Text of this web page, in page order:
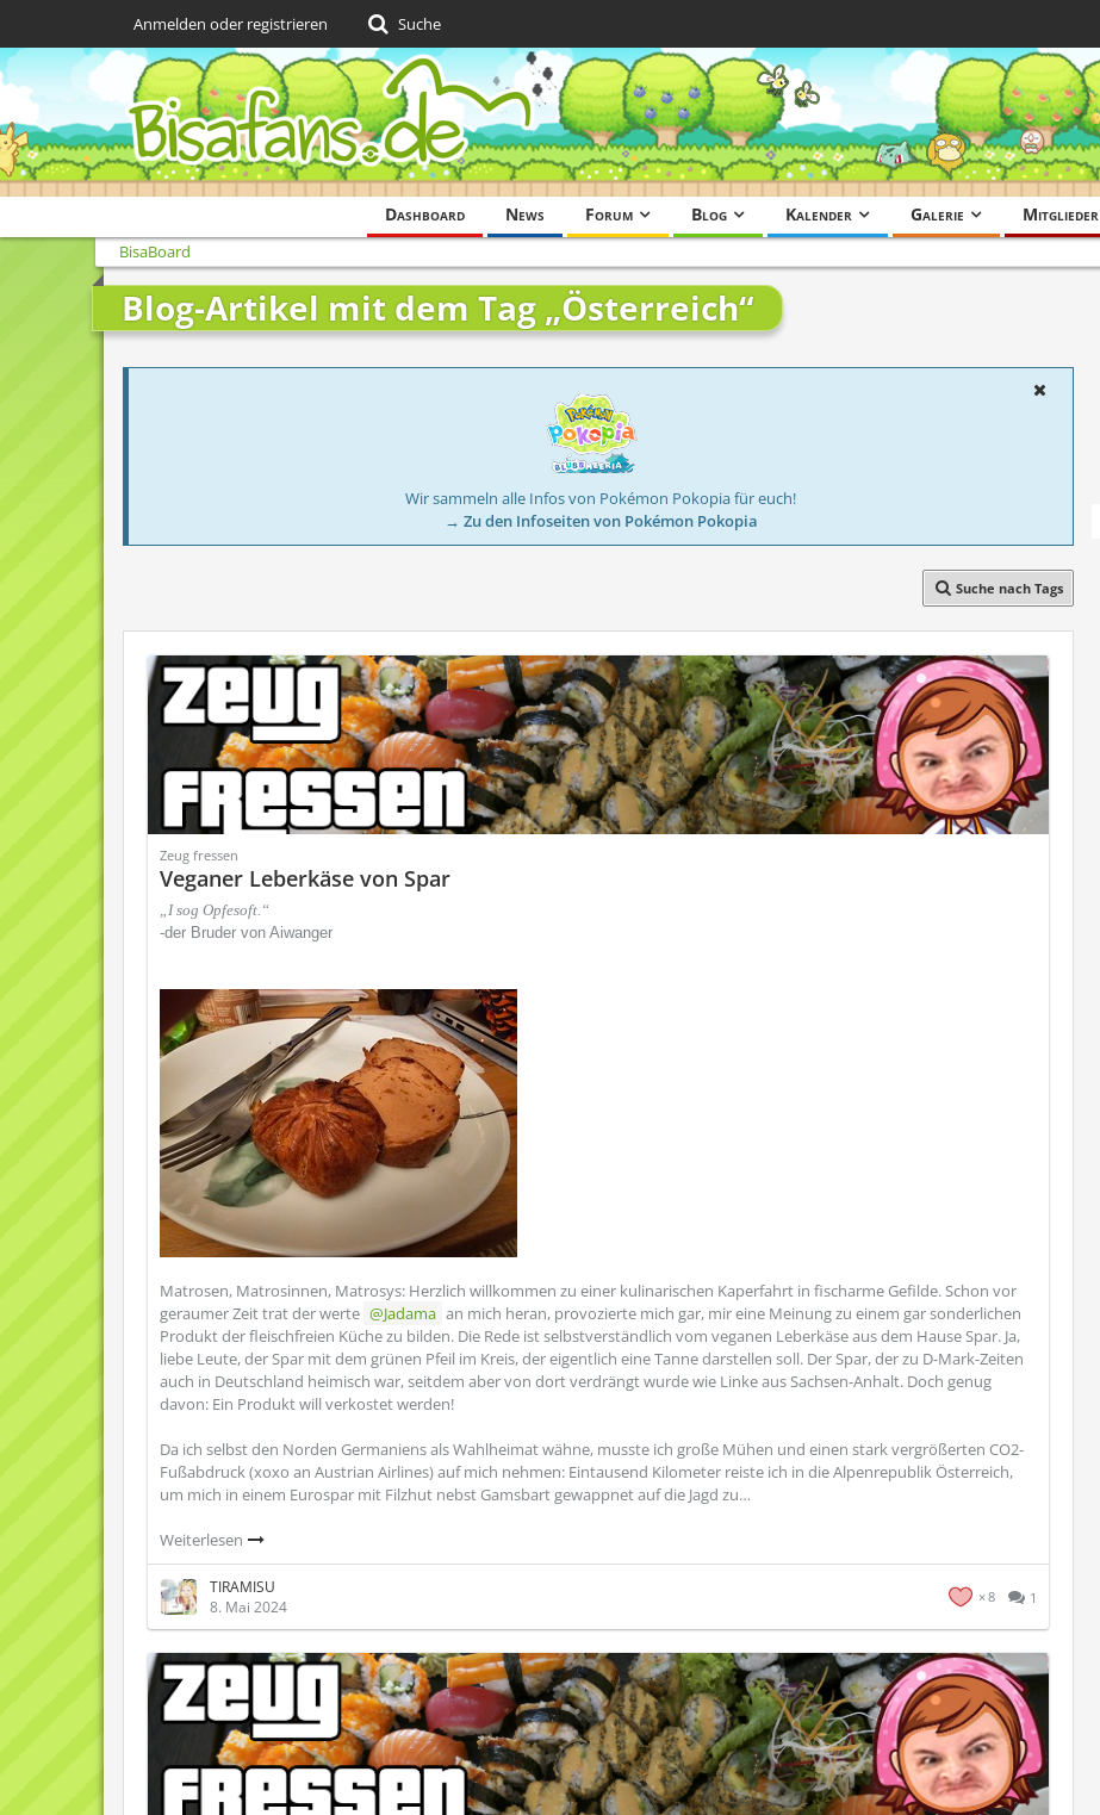
Dashboard News Forum Blog Kalender Galerie Mitglieder
Anmelden oder registrieren Suche
BisaBoard
Blog-Artikel mit dem Tag „Österreich“
Wir sammeln alle Infos von Pokémon Pokopia für euch!
→ Zu den Infoseiten von Pokémon Pokopia
Suche nach Tags
Zeug fressen
Veganer Leberkäse von Spar
„I sog Opfesoft.“
-der Bruder von Aiwanger
Matrosen, Matrosinnen, Matrosys: Herzlich willkommen zu einer kulinarischen Kaperfahrt in fischarme Gefilde. Schon vor
geraumer Zeit trat der werte
Jadama an mich heran, provozierte mich gar, mir eine Meinung zu einem gar sonderlichen
Produkt der fleischfreien Küche zu bilden. Die Rede ist selbstverständlich vom veganen Leberkäse aus dem Hause Spar. Ja,
liebe Leute, der Spar mit dem grünen Pfeil im Kreis, der eigentlich eine Tanne darstellen soll. Der Spar, der zu D-Mark-Zeiten
auch in Deutschland heimisch war, seitdem aber von dort verdrängt wurde wie Linke aus Sachsen-Anhalt. Doch genug
davon: Ein Produkt will verkostet werden!
Da ich selbst den Norden Germaniens als Wahlheimat wähne, musste ich große Mühen und einen stark vergrößerten CO2-
Fußabdruck (xoxo an Austrian Airlines) auf mich nehmen: Eintausend Kilometer reiste ich in die Alpenrepublik Österreich,
um mich in einem Eurospar mit Filzhut nebst Gamsbart gewappnet auf die Jagd zu…
Weiterlesen
TIRAMISU
8. Mai 2024
8 1